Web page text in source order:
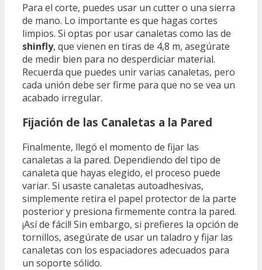
Para el corte, puedes usar un cutter o una sierra
de mano. Lo importante es que hagas cortes
limpios. Si optas por usar canaletas como las de
shinfly, que vienen en tiras de 4,8 m, asegúrate
de medir bien para no desperdiciar material.
Recuerda que puedes unir varias canaletas, pero
cada unión debe ser firme para que no se vea un
acabado irregular.
Fijación de las Canaletas a la Pared
Finalmente, llegó el momento de fijar las
canaletas a la pared. Dependiendo del tipo de
canaleta que hayas elegido, el proceso puede
variar. Si usaste canaletas autoadhesivas,
simplemente retira el papel protector de la parte
posterior y presiona firmemente contra la pared.
¡Así de fácil! Sin embargo, si prefieres la opción de
tornillos, asegúrate de usar un taladro y fijar las
canaletas con los espaciadores adecuados para
un soporte sólido.